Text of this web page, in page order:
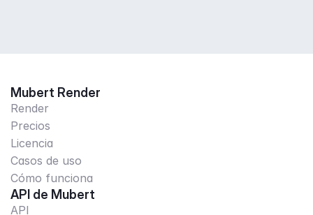
Mubert Render
Render
Precios
Licencia
Casos de uso
Cómo funciona
API de Mubert
API